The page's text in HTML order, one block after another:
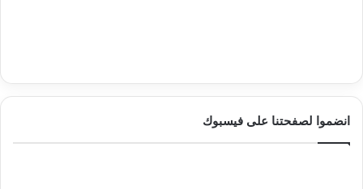
انضموا لصفحتنا على فيسبوك